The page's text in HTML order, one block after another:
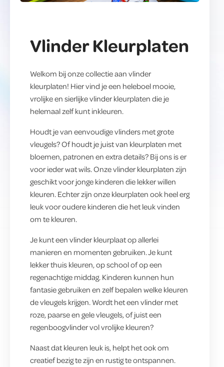
VlinderKleurplaten
Welkom bij onze collectie aan vlinder
kleurplaten! Hier vind je een heleboel mooie,
vrolijke en sierlijke vlinder kleurplaten die je
helemaal zelf kunt inkleuren.
Houdt je van eenvoudige vlinders met grote
vleugels? Of houdt je juist van kleurplaten met
bloemen, patronen en extra details? Bij ons is er
voor ieder wat wils. Onze vlinder kleurplaten zijn
geschikt voor jonge kinderen die lekker willen
kleuren. Echter zijn onze kleurplaten ook heel erg
leuk voor oudere kinderen die het leuk vinden
om te kleuren.
Je kunt een vlinder kleurplaat op allerlei
manieren en momenten gebruiken. Je kunt
lekker thuis kleuren, op school of op een
regenachtige middag. Kinderen kunnen hun
fantasie gebruiken en zelf bepalen welke kleuren
de vleugels krijgen. Wordt het een vlinder met
roze, paarse en gele vleugels, of juist een
regenboogvlinder vol vrolijke kleuren?
Naast dat kleuren leuk is, helpt het ook om
creatief bezig te zijn en rustig te ontspannen.